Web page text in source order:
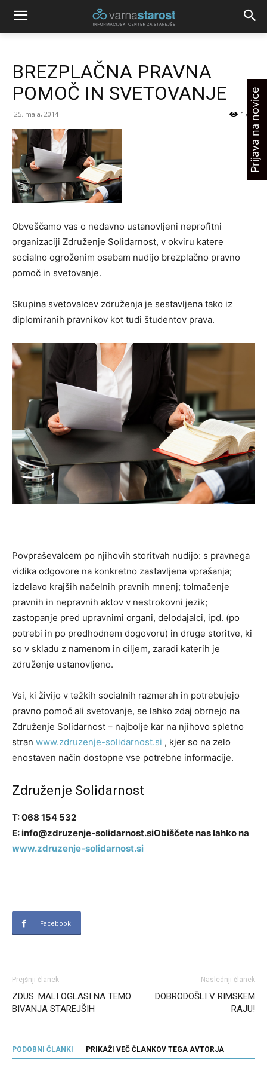
BREZPLAČNA PRAVNA
POMOČ IN SVETOVANJE
25. maja, 2014 1799
Obveščamo vas o nedavno ustanovljeni neprofitni
organizaciji Združenje Solidarnost, v okviru katere
socialno ogroženim osebam nudijo brezplačno pravno
pomoč in svetovanje.
Skupina svetovalcev združenja je sestavljena tako iz
diplomiranih pravnikov kot tudi študentov prava.
Povpraševalcem po njihovih storitvah nudijo: s pravnega
vidika odgovore na konkretno zastavljena vprašanja;
izdelavo krajših načelnih pravnih mnenj; tolmačenje
pravnih in nepravnih aktov v nestrokovni jezik;
zastopanje pred upravnimi organi, delodajalci, ipd. (po
potrebi in po predhodnem dogovoru) in druge storitve, ki
so v skladu z namenom in ciljem, zaradi katerih je
združenje ustanovljeno.
Vsi, ki živijo v težkih socialnih razmerah in potrebujejo
pravno pomoč ali svetovanje, se lahko zdaj obrnejo na
Združenje Solidarnost – najbolje kar na njihovo spletno
stran www.zdruzenje-solidarnost.si , kjer so na zelo
enostaven način dostopne vse potrebne informacije.
Združenje Solidarnost
T: 068 154 532
E:info@zdruzenje-solidarnost.siObiščete nas lahko na
www.zdruzenje-solidarnost.si
Facebook
Prejšnji članek
ZDUS: MALI OGLASI NA TEMO
BIVANJA STAREJŠIH
Naslednji članek
DOBRODOŠLI V RIMSKEM
RAJU!
PODOBNI ČLANKI PRIKAŽI VEČ ČLANKOV TEGA AVTORJA
Prijava na novice